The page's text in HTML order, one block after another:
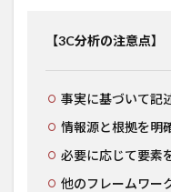
【3C分析の注意点】
事実に基づいて記
情報源と根拠を明
必要に応じて要素
他のフレームワー